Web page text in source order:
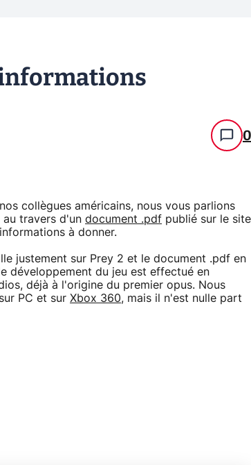
informations
0
collègues américains, nous vous parlions
au travers d'un document .pdf publié sur le site
à donner.
justement sur Prey 2 et le document .pdf en
développement du jeu est effectué en
déjà à l'origine du premier opus. Nous
PC et sur Xbox 360, mais il n'est nulle part